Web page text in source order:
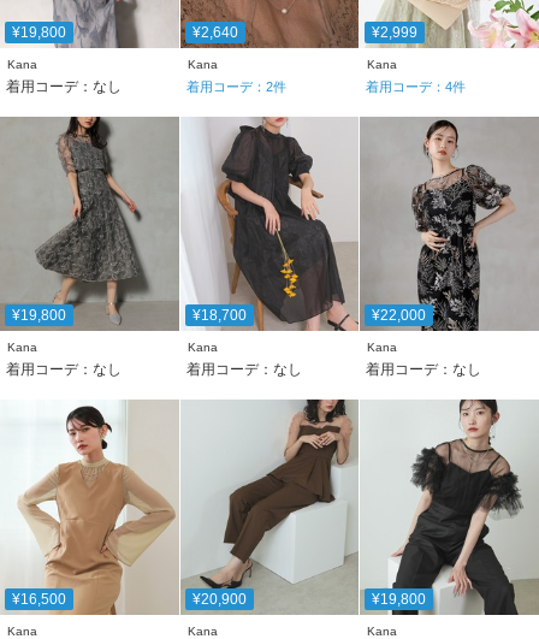
¥19,800
Kana
着用コーデ：なし
¥2,640
Kana
着用コーデ： 2件
¥2,999
Kana
着用コーデ：4件
¥19,800
Kana
着用コーデ：なし
¥18,700
Kana
着用コーデ：なし
¥22,000
Kana
着用コーデ：なし
¥16,500
Kana
¥20,900
Kana
¥19,800
Kana